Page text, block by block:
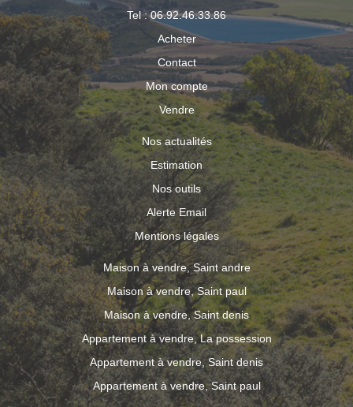
Tel : 06.92.46.33.86
Acheter
Contact
Mon compte
Vendre
Nos actualités
Estimation
Nos outils
Alerte Email
Mentions légales
Maison à vendre, Saint andre
Maison à vendre, Saint paul
Maison à vendre, Saint denis
Appartement à vendre, La possession
Appartement à vendre, Saint denis
Appartement à vendre, Saint paul